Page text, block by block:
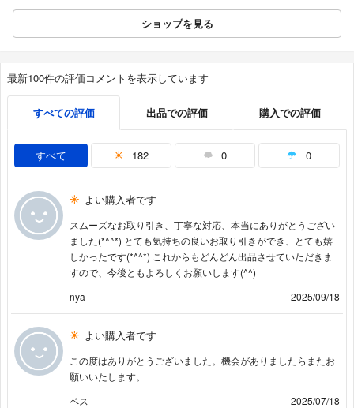
ショップを見る
最新100件の評価コメントを表示しています
すべての評価 出品での評価 購入での評価
すべて 182 0 0
よい購入者です
スムーズなお取り引き、丁寧な対応、本当にありがとうござい
ました(*^^*) とても気持ちの良いお取り引きができ、とても嬉
しかったです(*^^*) これからもどんどん出品させていただきま
すので、今後ともよろしくお願いします(^^)
nya
2025/09/18
よい購入者です
この度はありがとうございました。機会がありましたらまたお
願いいたします。
ペス
2025/07/18